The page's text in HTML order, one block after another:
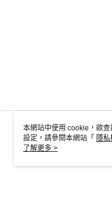
本網站中使用 cookie，欲
設定，請參閱本網站「 隱
使用 cookie。
了解更多 >